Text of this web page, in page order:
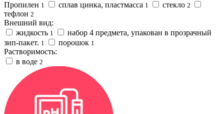
Пропилен 1 сплав цинка, пластмасса 1 стекло 2
тефлон 2
Внешний вид:
жидкость 1
набор 4 предмета, упакован в прозрачный
зип-пакет. 1 порошок 1
Растворимость:
в воде 2